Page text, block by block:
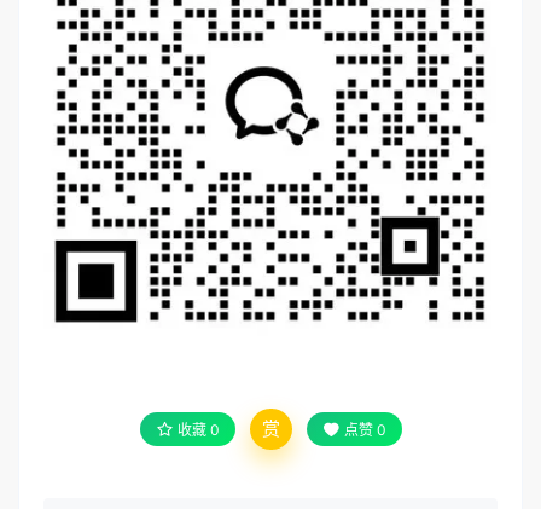
收藏 0 赏 点赞 0